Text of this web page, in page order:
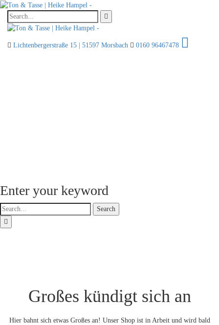
Lichtenbergerstraße 15 | 51597 Morsbach 0160 96467478
Enter your keyword
Search
Großes kündigt sich an
Hier bahnt sich etwas Großes an! Unser Shop ist in Arbeit und wird bald